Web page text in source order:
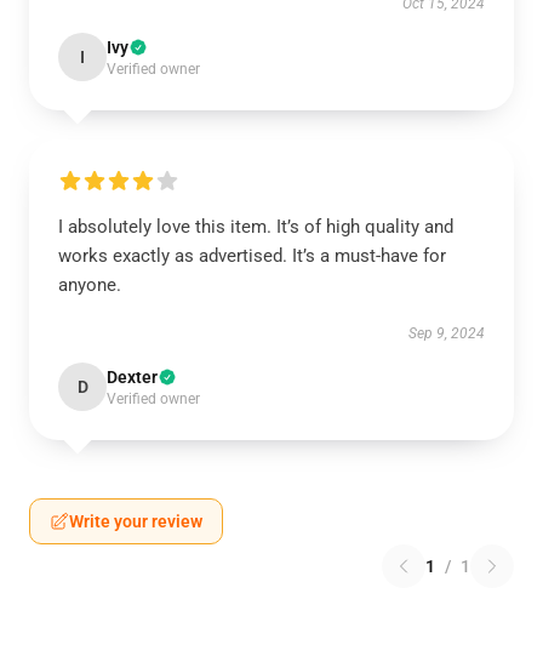
Oct 15, 2024
I Ivy
Verified owner
I absolutely love this item. It’s of high quality and
works exactly as advertised. It’s a must-have for
anyone.
Sep 9, 2024
D Dexter
Verified owner
Write your review
1 / 1